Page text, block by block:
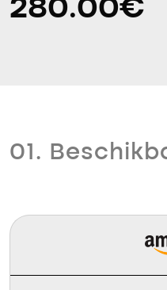
280.00€
01.